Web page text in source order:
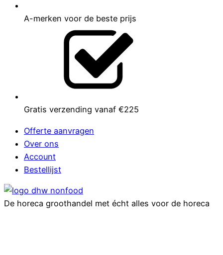
A-merken voor de beste prijs
Gratis verzending vanaf €225
Offerte aanvragen
Over ons
Account
Bestellijst
De horeca groothandel met écht alles voor de horeca